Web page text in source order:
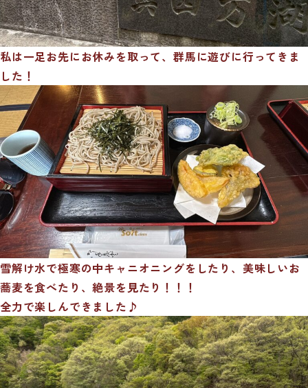
私は一足お先にお休みを取って、群馬に遊びに行ってきま
した！
雪解け水で極寒の中キャニオニングをしたり、美味しいお
蕎麦を食べたり、絶景を見たり！！！
全力で楽しんできました♪